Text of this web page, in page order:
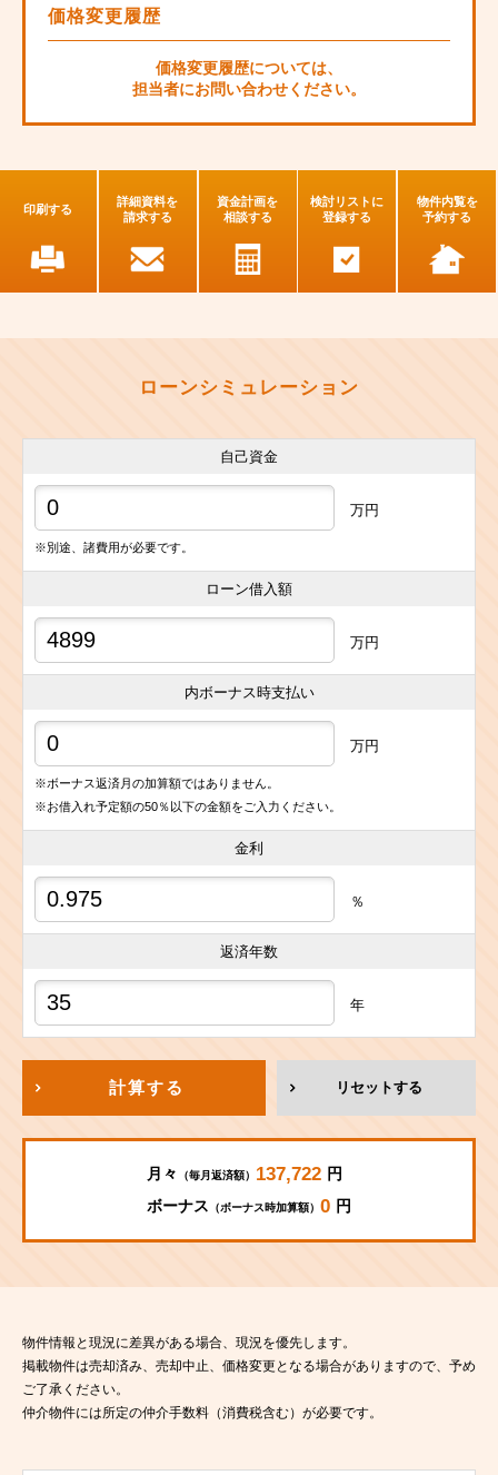
価格変更履歴
価格変更履歴については、
担当者にお問い合わせください。
印刷する
詳細資料を
請求する
資金計画を
相談する
検討リストに
登録する
物件内覧を
予約する
ローンシミュレーション
自己資金
万円
※別途、諸費用が必要です。
ローン借入額
万円
内ボーナス時支払い
万円
※ボーナス返済月の加算額ではありません。
※お借入れ予定額の50％以下の金額をご入力ください。
金利
％
返済年数
年
計算する リセットする
月々 （毎月返済額） 137,722 円
ボーナス （ボーナス時加算額） 0 円
物件情報と現況に差異がある場合、現況を優先します。
掲載物件は売却済み、売却中止、価格変更となる場合がありますので、予め
ご了承ください。
仲介物件には所定の仲介手数料（消費税含む）が必要です。